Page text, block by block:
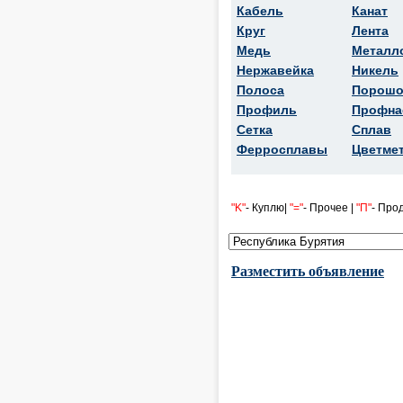
Кабель
Круг
Медь
Нержавейка
Полоса
Профиль
Сетка
Ферросплавы
Канат
Лента
Никель
Сплав
"K"- Куплю| "="- Прочее | "П"-
Разместить объявление